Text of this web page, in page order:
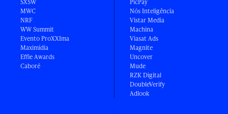
SXSW
MWC
NRF
WW Summit
Evento ProXXIma
Maximídia
Effie Awards
Caboré
PicPay
Nós Inteligência
Vistar Media
Machina
Viasat Ads
Magnite
Uncover
Mude
RZK Digital
DoubleVerify
Adlook